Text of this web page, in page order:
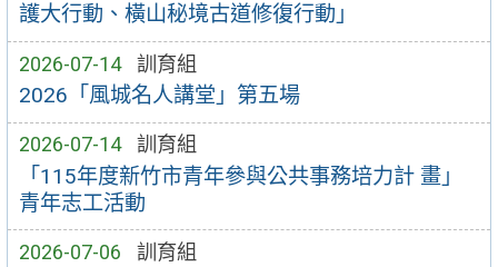
護大行動、橫山秘境古道修復行動」
2026-07-14 訓育組
2026「風城名人講堂」第五場
2026-07-14 訓育組
「115年度新竹市青年參與公共事務培力計 畫」
青年志工活動
2026-07-06 訓育組